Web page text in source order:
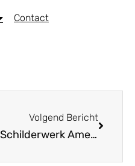
Contact
Volgend Bericht
Schilderwerk Amersfoort